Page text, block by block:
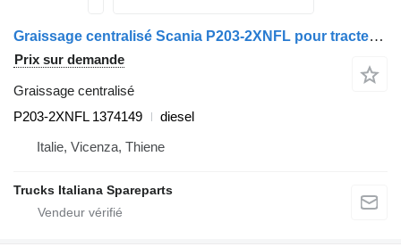
Graissage centralisé Scania P203-2XNFL pour tracteur routier Scania 124
Prix sur demande
Graissage centralisé
P203-2XNFL 1374149
diesel
Italie, Vicenza, Thiene
Trucks Italiana Spareparts